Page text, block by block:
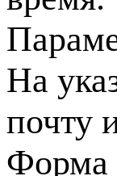
На
почту
Форма